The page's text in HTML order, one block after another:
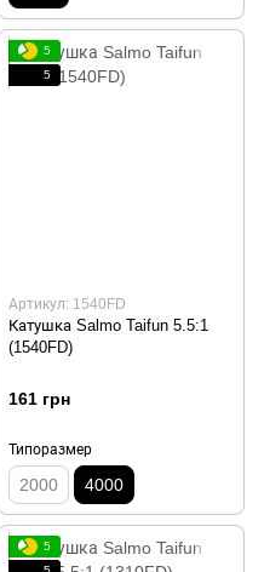
5
5
Артикул: 1540FD
Катушка Salmo Taifun 5.5:1
(1540FD)
161 грн
Типоразмер
2000 4000
5